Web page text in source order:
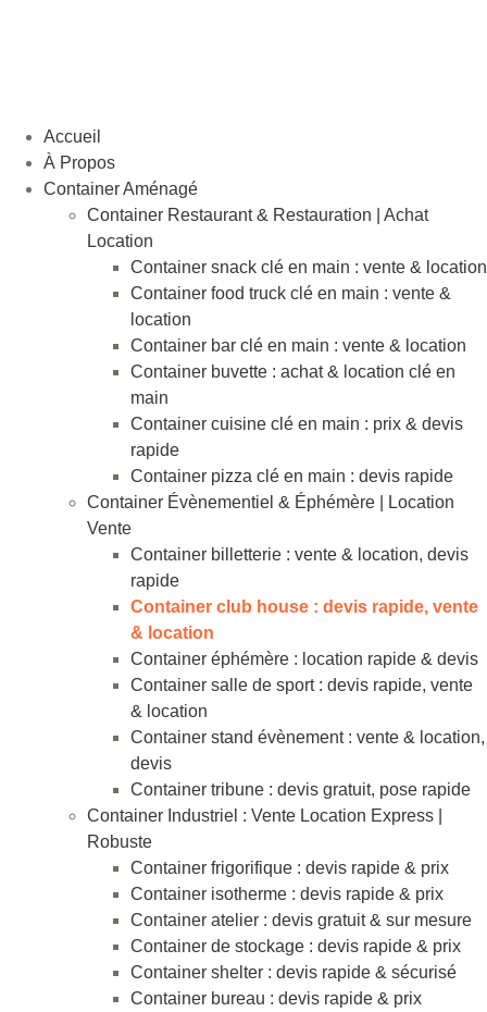
Accueil
À Propos
Container Aménagé
Container Restaurant & Restauration | Achat
Location
Container snack clé en main : vente & location
Container food truck clé en main : vente &
location
Container bar clé en main : vente & location
Container buvette : achat & location clé en
main
Container cuisine clé en main : prix & devis
rapide
Container pizza clé en main : devis rapide
Container Évènementiel & Éphémère | Location
Vente
Container billetterie : vente & location, devis
rapide
Container club house : devis rapide, vente
& location
Container éphémère : location rapide & devis
Container salle de sport : devis rapide, vente
& location
Container stand évènement : vente & location,
devis
Container tribune : devis gratuit, pose rapide
Container Industriel : Vente Location Express |
Robuste
Container frigorifique : devis rapide & prix
Container isotherme : devis rapide & prix
Container atelier : devis gratuit & sur mesure
Container de stockage : devis rapide & prix
Container shelter : devis rapide & sécurisé
Container bureau : devis rapide & prix